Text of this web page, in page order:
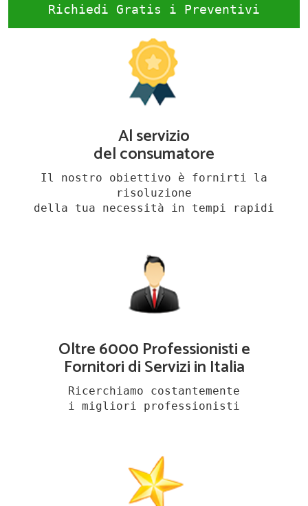
Richiedi Gratis i Preventivi
Al servizio
del consumatore
Il nostro obiettivo è fornirti la
risoluzione
della tua necessità in tempi rapidi
Oltre 6000 Professionisti e
Fornitori di Servizi in Italia
Ricerchiamo costantemente
i migliori professionisti